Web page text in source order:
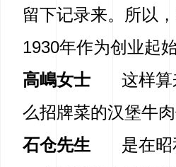
留下记录来。所以
1930年作为创业起始
高嶋女士
这样
么招牌菜的汉堡牛
石仓先生
是在